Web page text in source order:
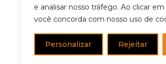
e analisar nosso tráfego. Ao clicar em
você concorda com nosso uso de
Personalizar Rejeitar
comercial sem garantia, é
fundamental comprovar a
boa saúde financeira, bem
como a capacidade de